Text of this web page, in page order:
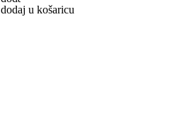
dodaj u košaricu